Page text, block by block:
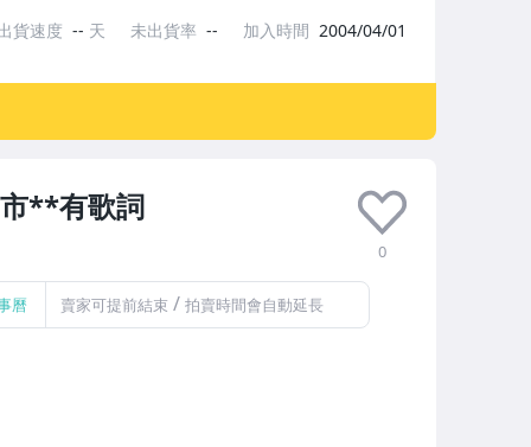
**有歌詞
0
曆 賣家可提前結束 / 拍賣時間會自動延長
貨速度 -- 天 未出貨率 -- 加入時間 2004/04/01